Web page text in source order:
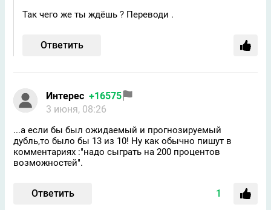
Так чего же ты ждёшь ? Переводи .
Ответить
Интерес +16575
3 июня, 08:26
...а если бы был ожидаемый и прогнозируемый
дубль,то было бы 13 из 10! Ну как обычно пишут в
комментариях :"надо сыграть на 200 процентов
возможностей".
Ответить 1